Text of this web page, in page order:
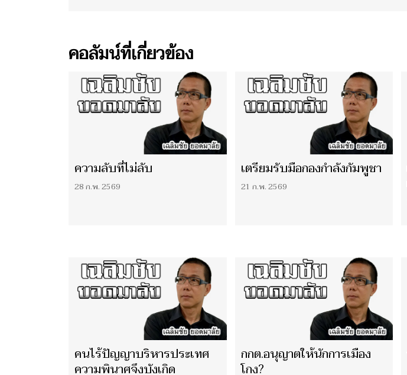
คอลัมน์ที่เกี่ยวข้อง
ความลับที่ไม่ลับ
28 ก.พ. 2569
เตรียมรับมือกองกำลังกัมพูชา
21 ก.พ. 2569
คนไร้ปัญญาบริหารประเทศ
ความพินาศจึงบังเกิด
กกต.อนุญาตให้นักการเมือง
โกง?